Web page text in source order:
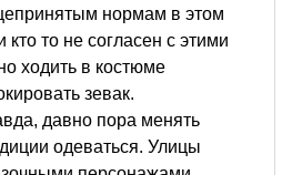
нормам в этом
то не согласен с этими
ходить в костюме
зевак.
давно пора менять
одеваться. Улицы